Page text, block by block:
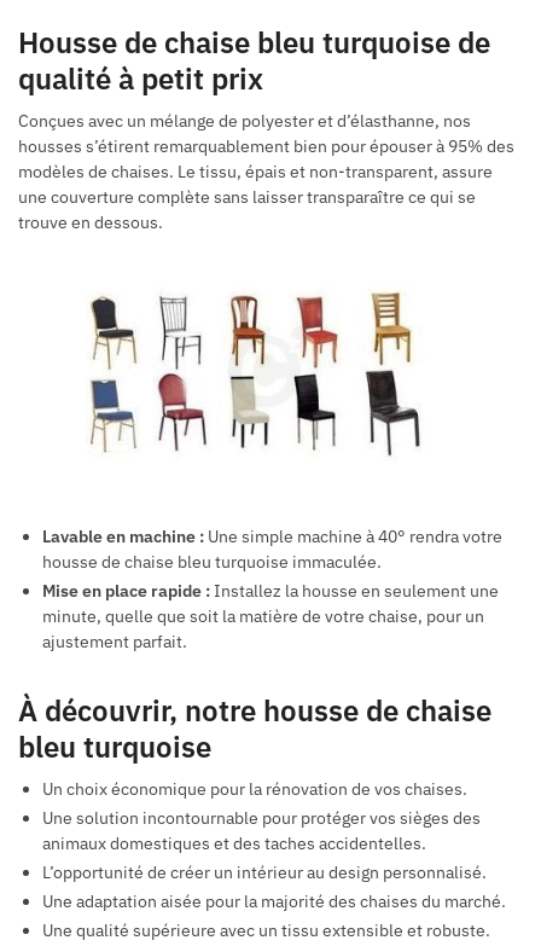
Housse de chaise bleu turquoise de
qualité à petit prix
Conçues avec un mélange de polyester et d’élasthanne, nos
housses s’étirent remarquablement bien pour épouser à 95% des
modèles de chaises. Le tissu, épais et non-transparent, assure
une couverture complète sans laisser transparaître ce qui se
trouve en dessous.
Lavable en machine : Une simple machine à 40° rendra votre
housse de chaise bleu turquoise immaculée.
Mise en place rapide :Installez la housse en seulement une
minute, quelle que soit la matière de votre chaise, pour un
ajustement parfait.
À découvrir, notre housse de chaise
bleu turquoise
Un choix économique pour la rénovation de vos chaises.
Une solution incontournable pour protéger vos sièges des
animaux domestiques et des taches accidentelles.
L’opportunité de créer un intérieur au design personnalisé.
Une adaptation aisée pour la majorité des chaises du marché.
Une qualité supérieure avec un tissu extensible et robuste.